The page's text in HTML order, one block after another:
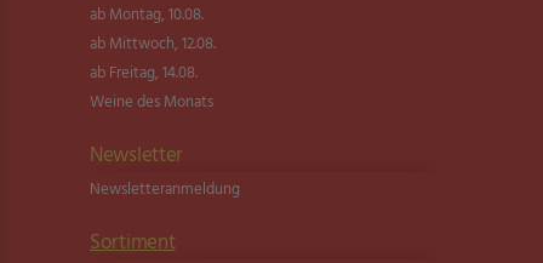
ab Montag, 10.08.
ab Mittwoch, 12.08.
ab Freitag, 14.08.
Weine des Monats
Newsletter
Newsletter­anmeldung
Sortiment